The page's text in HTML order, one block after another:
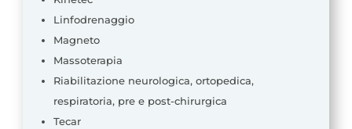
Linfodrenaggio
Magneto
Massoterapia
Riabilitazione neurologica, ortopedica,
respiratoria, pre e post-chirurgica
Tecar